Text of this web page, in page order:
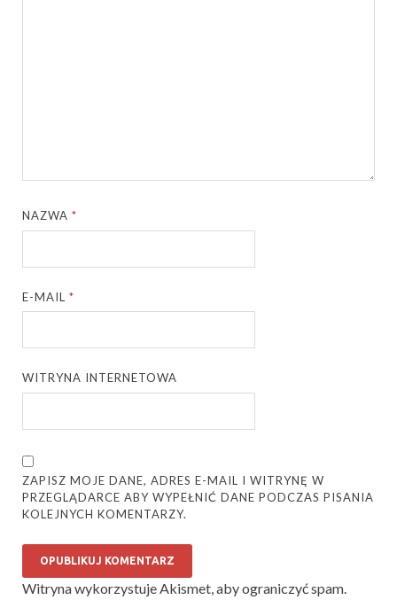
NAZWA*
E-MAIL*
WITRYNA INTERNETOWA
ZAPISZ MOJE DANE, ADRES E-MAIL I WITRYNĘ W
PRZEGLĄDARCE ABY WYPEŁNIĆ DANE PODCZAS PISANIA
KOLEJNYCH KOMENTARZY.
Witryna wykorzystuje Akismet, aby ograniczyć spam.